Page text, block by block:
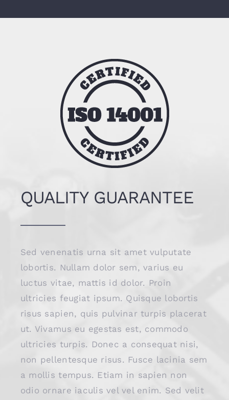
QUALITY GUARANTEE
Sed venenatis urna sit amet vulputate
lobortis. Nullam dolor sem, varius eu
luctus vitae, mattis id dolor. Proin
ultricies feugiat ipsum. Quisque lobortis
risus sapien, quis pulvinar turpis placerat
ut. Vivamus eu egestas est, commodo
ultricies turpis. Donec a consequat nisi,
non pellentesque risus. Fusce lacinia sem
a mollis tempus. Etiam in sapien non
odio ornare iaculis vel vel enim. Sed velit